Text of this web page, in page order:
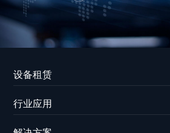
设备租赁
行业应用